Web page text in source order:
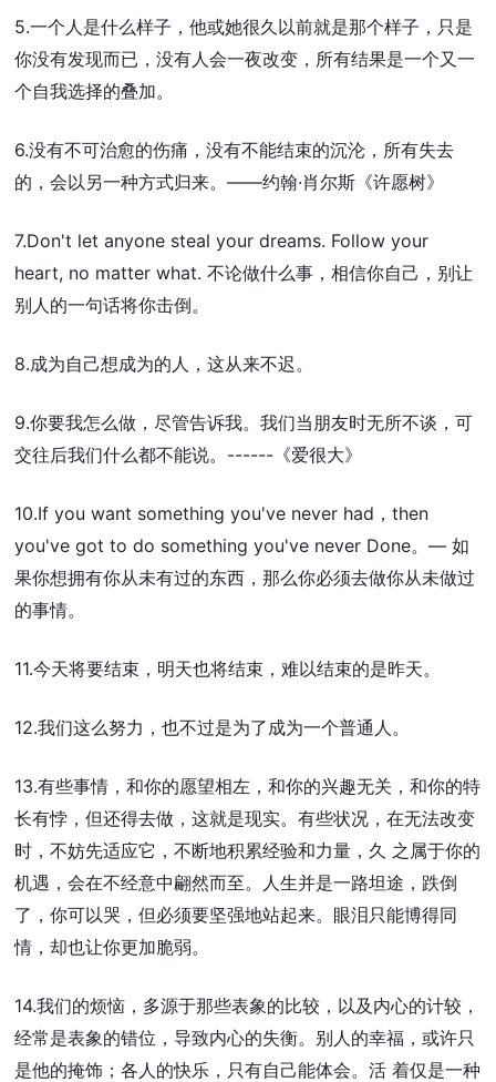
5.一个人是什么样子，他或她很久以前就是那个样子，只是
你没有发现而已，没有人会一夜改变，所有结果是一个又一
个自我选择的叠加。
6.没有不可治愈的伤痛，没有不能结束的沉沦，所有失去
的，会以另一种方式归来。——约翰·肖尔斯《许愿树》
7.Don't let anyone steal your dreams. Follow your
heart, no matter what. 不论做什么事，相信你自己，别让
别人的一句话将你击倒。
8.成为自己想成为的人，这从来不迟。
9.你要我怎么做，尽管告诉我。我们当朋友时无所不谈，可
交往后我们什么都不能说。------《爱很大》
10.If you want something you've never had，then
you've got to do something you've never Done。— 如
果你想拥有你从未有过的东西，那么你必须去做你从未做过
的事情。
11.今天将要结束，明天也将结束，难以结束的是昨天。
12.我们这么努力，也不过是为了成为一个普通人。
13.有些事情，和你的愿望相左，和你的兴趣无关，和你的特
长有悖，但还得去做，这就是现实。有些状况，在无法改变
时，不妨先适应它，不断地积累经验和力量，久 之属于你的
机遇，会在不经意中翩然而至。人生并是一路坦途，跌倒
了，你可以哭，但必须要坚强地站起来。眼泪只能博得同
情，却也让你更加脆弱。
14.我们的烦恼，多源于那些表象的比较，以及内心的计较，
经常是表象的错位，导致内心的失衡。别人的幸福，或许只
是他的掩饰；各人的快乐，只有自己能体会。活 着仅是一种